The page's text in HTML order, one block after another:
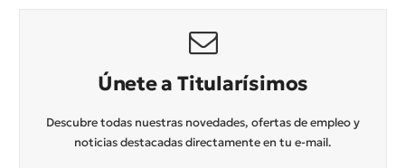
Únete a Titularísimos
Descubre todas nuestras novedades, ofertas de empleo y
noticias destacadas directamente en tu e-mail.